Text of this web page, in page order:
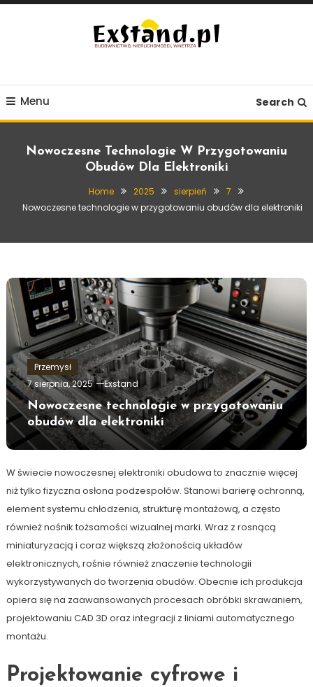
Skip
Menu Search
Nowoczesne Technologie W Przygotowaniu
Obudów Dla Elektroniki
Home 2025 sierpień
7
Nowoczesne technologie w przygotowaniu obudów dla elektroniki
Przemysł
7 sierpnia, 2025
Exstand
Nowoczesne technologie w przygotowaniu
obudów dla elektroniki
W świecie nowoczesnej elektroniki obudowa to znacznie więcej
niż tylko fizyczna osłona podzespołów. Stanowi barierę ochronną,
element systemu chłodzenia, strukturę montażową, a często
również nośnik tożsamości wizualnej marki. Wraz z rosnącą
miniaturyzacją i coraz większą złożonością układów
elektronicznych, rośnie również znaczenie technologii
wykorzystywanych do tworzenia obudów. Obecnie ich produkcja
opiera się na zaawansowanych procesach obróbki skrawaniem,
projektowaniu CAD 3D oraz integracji z liniami automatycznego
montażu.
Projektowanie cyfrowe i